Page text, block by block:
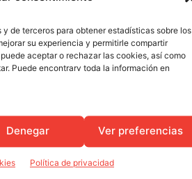
de terceros para obtener estadísticas sobre los
su experiencia y permitirle compartir
aceptar o rechazar las cookies, así como
Puede encontrarv toda la información en
Denegar Ver preferencias
Política de privacidad